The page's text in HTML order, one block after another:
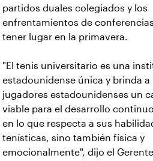
partidos duales colegiados y los
enfrentamientos de
tener lugar en la primavera.
"El tenis universitario es una
estadounidense única y brinda a
jugadores estadounidenses un
viable para el desarrollo
en lo que respecta a sus
tenísticas, sino también física y
emocionalmente", dijo el Gerente